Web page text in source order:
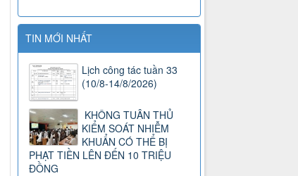
TIN MỚI NHẤT
Lịch công tác tuần 33
(10/8-14/8/2026)
KHÔNG TUÂN THỦ
KIỂM SOÁT NHIỄM
KHUẨN CÓ THỂ BỊ
PHẠT TIỀN LÊN ĐẾN 10 TRIỆU
ĐỒNG